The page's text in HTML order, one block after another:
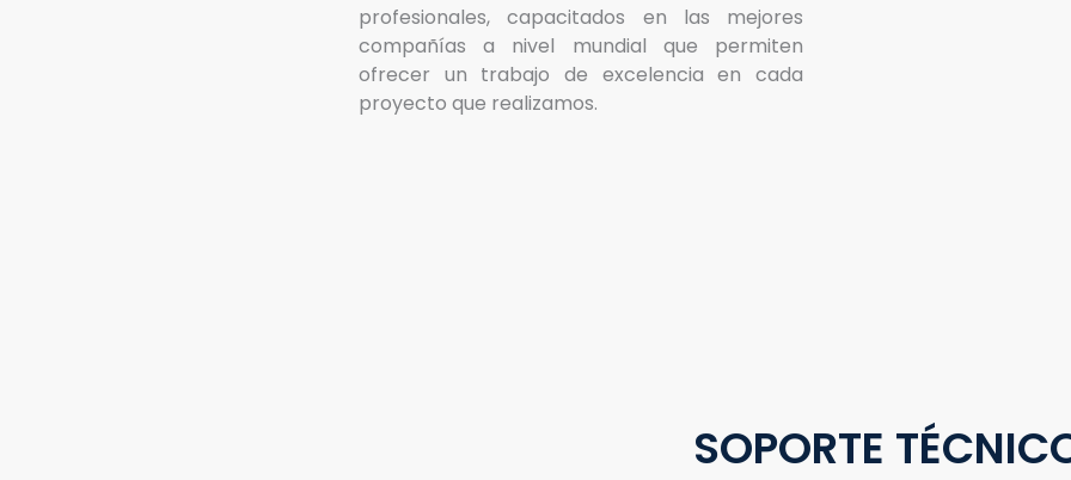
profesionales, capacitados en las mejores
compañías a nivel mundial que permiten
ofrecer un trabajo de excelencia en cada
proyecto que realizamos.
SOPORTE